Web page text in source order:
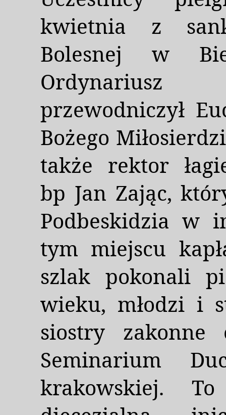
kwietnia z
Bolesnej w
przewodniczył
Bożego
także rektor
bp Jan Zając,
Podbeskidzia w
tym miejscu
szlak pokonali
wieku, młodzi i
siostry zakonne
Seminarium
krakowskiej.